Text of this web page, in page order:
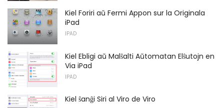
Kiel Foriri aŭ Fermi Appon sur la Originala
iPad
IPAD
Kiel Ebligi aŭ Malŝalti Aŭtomatan Elŝutojn en
Via iPad
IPAD
Kiel ŝanĝi Siri al Viro de Viro